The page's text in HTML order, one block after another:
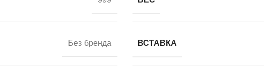
Без бренда ВСТАВКА